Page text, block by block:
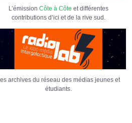
L’émission Côte à Côte et différentes
contributions d’ici et de la rive sud.
archives du réseau des médias jeunes et
étudiants.